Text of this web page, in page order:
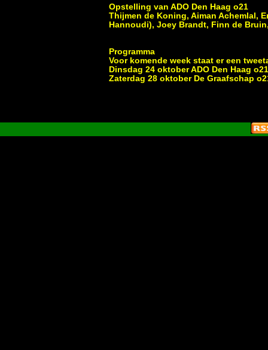
Opstelling van ADO Den Haag o21
Thijmen de Koning, Aiman Achemlal,
Hannoudi), Joey Brandt, Finn de
Programma
Voor komende week staat er een
Dinsdag 24 oktober ADO Den Haag
Zaterdag 28 oktober De Graafschap